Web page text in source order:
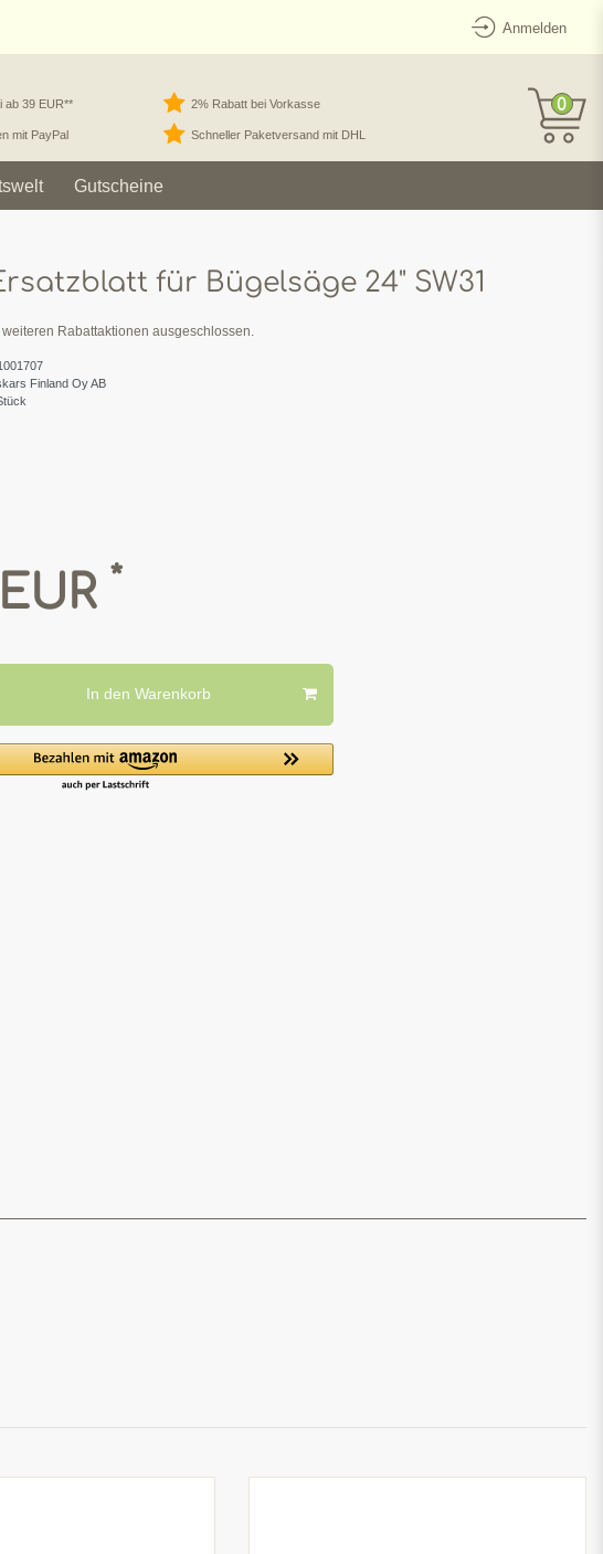
Anmelden
ab 39 EUR** 2% Rabatt bei Vorkasse
mit PayPal Schneller Paketversand mit DHL
0
Gutscheine
für Bügelsäge 24" SW31
Rabattaktionen ausgeschlossen.
Finland Oy AB
*
In den Warenkorb